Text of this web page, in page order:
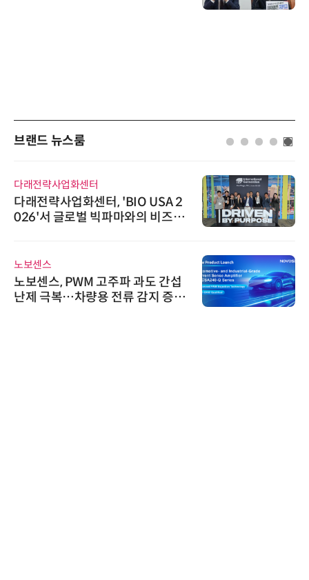
브랜드 뉴스룸
한국태양유전
태양유전, '안전·환경 보고서 202
6' 발간…2030년 SBT 수준 온실
에이블스토어
시놀로지, SK네트웍스서비스와 영
상 보안 카메라 국내 독점 판매 파